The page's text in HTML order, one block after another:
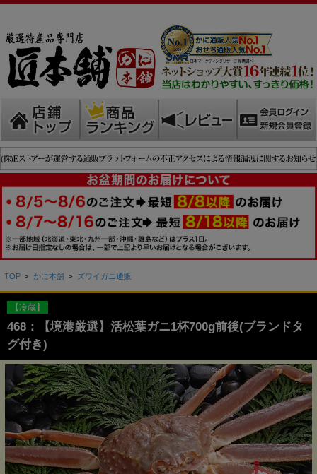
TOP > かに本舗 > ズワイガニ通販
【冷蔵】
468：【境港厳選】活松葉ガニ1杯700g前後(ブランドタ
グ付き)